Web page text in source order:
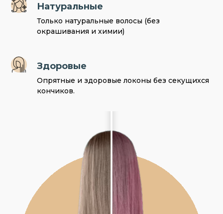
Натуральные
Только натуральные волосы (без
окрашивания и химии)
Здоровые
Опрятные и здоровые локоны без секущихся
кончиков.